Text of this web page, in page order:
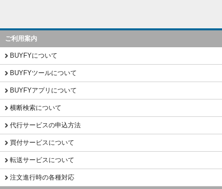
ご利用案内
BUYFYについて
BUYFYツールについて
BUYFYアプリについて
横断検索について
代行サービスの申込方法
買付サービスについて
転送サービスについて
注文進行時の各種対応